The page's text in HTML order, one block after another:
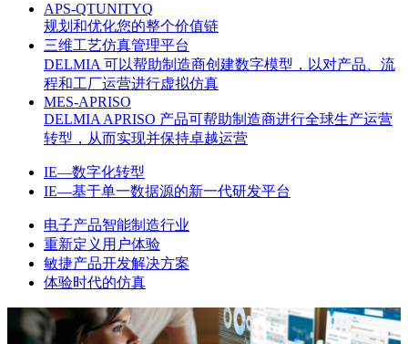
APS-QTUNITYQ
规划和优化您的整个价值链
三维工艺仿真管理平台
DELMIA 可以帮助制造商创建数字模型，以对产品、流
程和工厂运营进行虚拟仿真
MES-APRISO
DELMIA APRISO 产品可帮助制造商进行全球生产运营
转型，从而实现并保持卓越运营
IE—数字化转型
IE—基于单一数据源的新一代研发平台
电子产品智能制造行业
重新定义用户体验
敏捷产品开发解决方案
体验时代的仿真